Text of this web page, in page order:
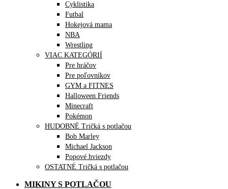
Cyklistika
Futbal
Hokejová mama
NBA
Wrestling
VIAC KATEGÓRIÍ
Pre hráčov
Pre poľovníkov
GYM a FITNES
Halloween Friends
Minecraft
Pokémon
HUDOBNÉ Tričká s potlačou
Bob Marley
Michael Jackson
Popové hviezdy
OSTATNÉ Tričká s potlačou
MIKINY S POTLAČOU